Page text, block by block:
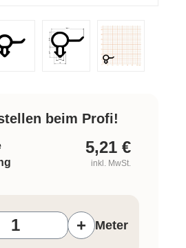
beim Profi!
5,21 €
inkl. MwSt.
+ Meter